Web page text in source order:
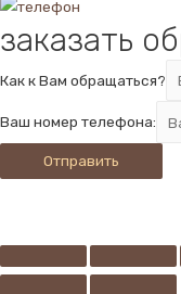
заказать
Как к Вам обращаться?
Ваш номер телефона:
Отправить